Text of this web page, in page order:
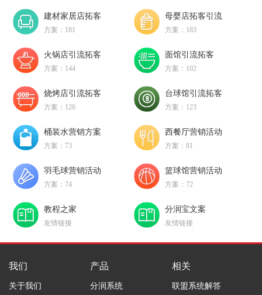
建材家居店拓客
方案：181
母婴店拓客引流
方案：183
火锅店引流拓客
方案：144
面馆引流拓客
方案：102
烧烤店引流拓客
方案：126
台球馆引流拓客
方案：123
桶装水营销方案
方案：73
西餐厅营销活动
方案：81
羽毛球营销活动
方案：74
篮球馆营销活动
方案：72
教程之家
友情链接
分润宝文案
友情链接
我们
关于我们
产品
分润系统
相关
联盟系统解答